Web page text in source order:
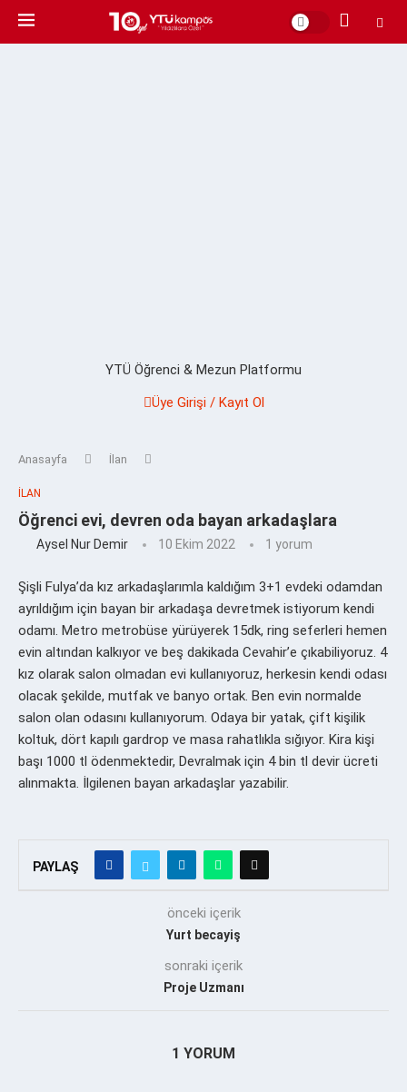
YTÜ Öğrenci & Mezun Platformu
Üye Girişi / Kayıt Ol
Anasayfa İlan
İLAN
Öğrenci evi, devren oda bayan arkadaşlara
Aysel Nur Demir 10 Ekim 2022 1 yorum
Şişli Fulya’da kız arkadaşlarımla kaldığım 3+1 evdeki odamdan
ayrıldığım için bayan bir arkadaşa devretmek istiyorum kendi
odamı. Metro metrobüse yürüyerek 15dk, ring seferleri hemen
evin altından kalkıyor ve beş dakikada Cevahir’e çıkabiliyoruz. 4
kız olarak salon olmadan evi kullanıyoruz, herkesin kendi odası
olacak şekilde, mutfak ve banyo ortak. Ben evin normalde
salon olan odasını kullanıyorum. Odaya bir yatak, çift kişilik
koltuk, dört kapılı gardrop ve masa rahatlıkla sığıyor. Kira kişi
başı 1000 tl ödenmektedir, Devralmak için 4 bin tl devir ücreti
alınmakta. İlgilenen bayan arkadaşlar yazabilir.
PAYLAŞ
önceki içerik
Yurt becayiş
sonraki içerik
Proje Uzmanı
1 YORUM